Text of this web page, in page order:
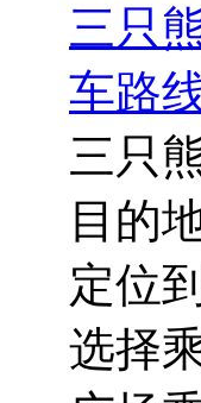
三只
车路
三只
目的
定位
选择